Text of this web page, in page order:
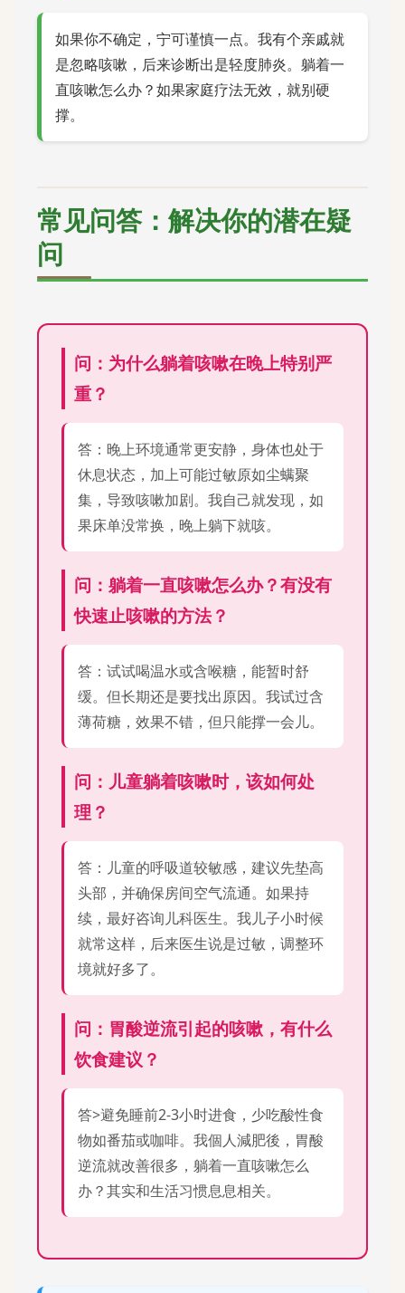
如果你不确定，宁可谨慎一点。我有个亲戚就
是忽略咳嗽，后来诊断出是轻度肺炎。躺着一
直咳嗽怎么办？如果家庭疗法无效，就别硬
撑。
常见问答：解决你的潜在疑
问
问：为什么躺着咳嗽在晚上特别严
重？
答：晚上环境通常更安静，身体也处于
休息状态，加上可能过敏原如尘螨聚
集，导致咳嗽加剧。我自己就发现，如
果床单没常换，晚上躺下就咳。
问：躺着一直咳嗽怎么办？有没有
快速止咳嗽的方法？
答：试试喝温水或含喉糖，能暂时舒
缓。但长期还是要找出原因。我试过含
薄荷糖，效果不错，但只能撑一会儿。
问：儿童躺着咳嗽时，该如何处
理？
答：儿童的呼吸道较敏感，建议先垫高
头部，并确保房间空气流通。如果持
续，最好咨询儿科医生。我儿子小时候
就常这样，后来医生说是过敏，调整环
境就好多了。
问：胃酸逆流引起的咳嗽，有什么
饮食建议？
答>避免睡前2-3小时进食，少吃酸性食
物如番茄或咖啡。我個人減肥後，胃酸
逆流就改善很多，躺着一直咳嗽怎么
办？其实和生活习惯息息相关。